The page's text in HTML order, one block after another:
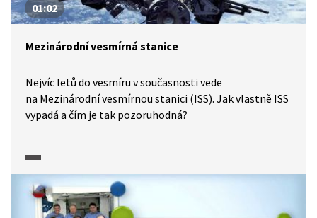
01:02
Mezinárodní vesmírná stanice
Nejvíc letů do vesmíru v současnosti vede
na Mezinárodní vesmírnou stanici (ISS). Jak vlastně ISS
vypadá a čím je tak pozoruhodná?